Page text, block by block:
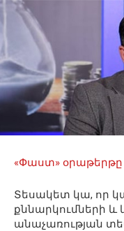
«Փաստ» օրաթերթը
Տեսակետ կա, որ
քննարկումների և
անաչառության